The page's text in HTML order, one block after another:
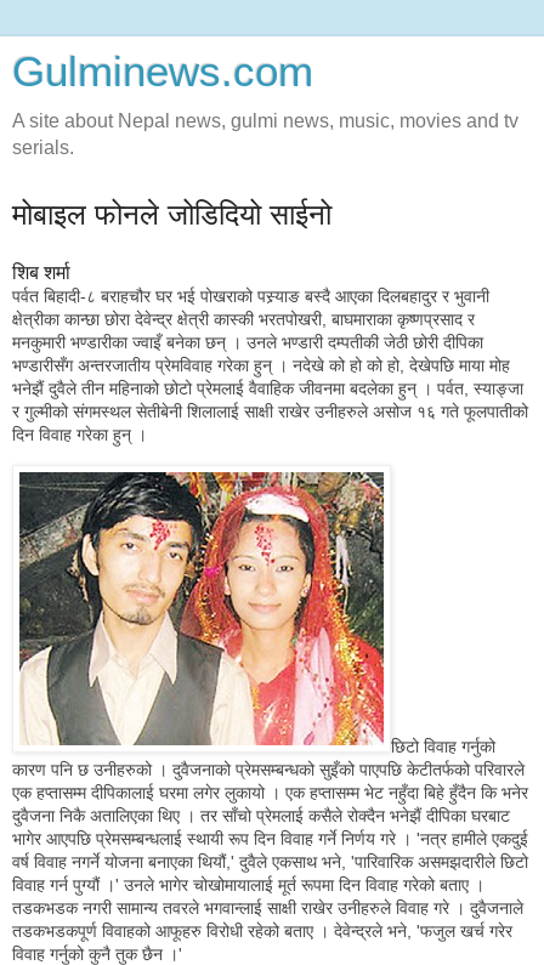
Gulminews.com
A site about Nepal news, gulmi news, music, movies and tv
serials.
मोबाइल फोनले जोडिदियो साईनो
शिब शर्मा
पर्वत बिहादी-८ बराहचौर घर भई पोखराको पस्र्याङ बस्दै आएका दिलबहादुर र भुवानी
क्षेत्रीका कान्छा छोरा देवेन्द्र क्षेत्री कास्की भरतपोखरी, बाघमाराका कृष्णप्रसाद र
मनकुमारी भण्डारीका ज्वाइँ बनेका छन् । उनले भण्डारी दम्पतीकी जेठी छोरी दीपिका
भण्डारीसँग अन्तरजातीय प्रेमविवाह गरेका हुन् । नदेखे को हो को हो, देखेपछि माया मोह
भनेझैं दुवैले तीन महिनाको छोटो प्रेमलाई वैवाहिक जीवनमा बदलेका हुन् । पर्वत, स्याङ्जा
र गुल्मीको संगमस्थल सेतीबेनी शिलालाई साक्षी राखेर उनीहरुले असोज १६ गते फूलपातीको
दिन विवाह गरेका हुन् ।
छिटो विवाह गर्नुको
कारण पनि छ उनीहरुको । दुवैजनाको प्रेमसम्बन्धको सुइँको पाएपछि केटीतर्फको परिवारले
एक हप्तासम्म दीपिकालाई घरमा लगेर लुकायो । एक हप्तासम्म भेट नहुँदा बिहे हुँदैन कि भनेर
दुवैजना निकै अतालिएका थिए । तर साँचो प्रेमलाई कसैले रोक्दैन भनेझैं दीपिका घरबाट
भागेर आएपछि प्रेमसम्बन्धलाई स्थायी रूप दिन विवाह गर्ने निर्णय गरे । 'नत्र हामीले एकदुई
वर्ष विवाह नगर्ने योजना बनाएका थियौं,' दुवैले एकसाथ भने, 'पारिवारिक असमझदारीले छिटो
विवाह गर्न पुग्यौं ।' उनले भागेर चोखोमायालाई मूर्त रूपमा दिन विवाह गरेको बताए ।
तडकभडक नगरी सामान्य तवरले भगवान्लाई साक्षी राखेर उनीहरुले विवाह गरे । दुवैजनाले
तडकभडकपूर्ण विवाहको आफूहरु विरोधी रहेको बताए । देवेन्द्रले भने, 'फजुल खर्च गरेर
विवाह गर्नुको कुनै तुक छैन ।'